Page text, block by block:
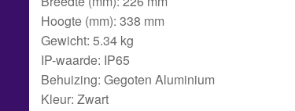
Hoogte (mm): 338 mm
Gewicht: 5.34 kg
IP-waarde: IP65
Behuizing: Gegoten Aluminium
Kleur: Zwart